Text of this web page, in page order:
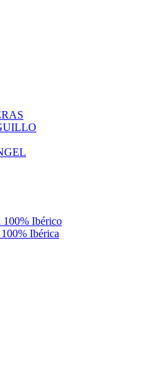
100% Ibérico
Ibérica